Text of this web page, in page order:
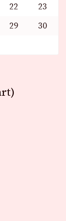
22
23
29
30